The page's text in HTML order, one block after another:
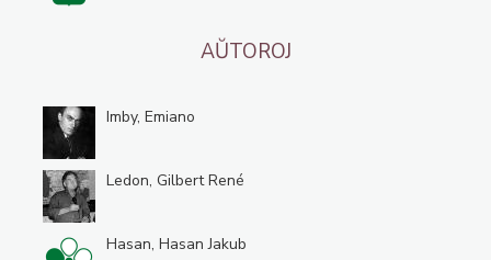
AŬTOROJ
Imby, Emiano
Ledon, Gilbert René
Hasan, Hasan Jakub